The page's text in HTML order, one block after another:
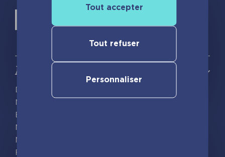
À propos
Découvrir playBac
Nos actualités
Espace pro
Nous rejoindre
Nous contacter
Foreign rights
Tout accepter
Tout refuser
Personnaliser